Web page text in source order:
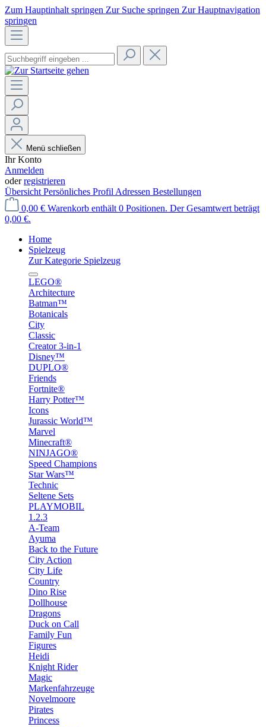
Zum Hauptinhalt springen Zur Suche springen Zur Hauptnavigation
springen
Menü schließen
Ihr Konto
Anmelden
oderregistrieren
Übersicht Persönliches Profil Adressen Bestellungen
0,00 € Warenkorb enthält 0 Positionen. Der Gesamtwert beträgt
0,00 €.
Home
Spielzeug
Zur Kategorie Spielzeug
LEGO®
Architecture
Batman™
Botanicals
City
Classic
Creator 3-in-1
Disney™
DUPLO®
Friends
Fortnite®
Harry Potter™
Icons
Jurassic World™
Marvel
Minecraft®
NINJAGO®
Speed Champions
Star Wars™
Technic
Seltene Sets
PLAYMOBIL
1.2.3
A-Team
Ayuma
Back to the Future
City Action
City Life
Country
Dino Rise
Dollhouse
Dragons
Duck on Call
Family Fun
Figures
Heidi
Knight Rider
Magic
Markenfahrzeuge
Novelmoore
Pirates
Princess